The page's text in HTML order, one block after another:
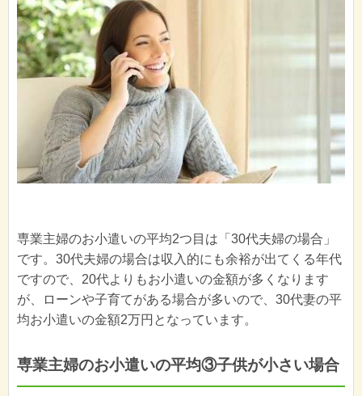
専業主婦のお小遣いの平均2つ目は「30代夫婦の場合」
です。30代夫婦の場合は収入的にも余裕が出てくる年代
ですので、20代よりもお小遣いの金額が多くなります
が、ローンや子育てがある場合が多いので、30代妻の平
均お小遣いの金額2万円となっています。
専業主婦のお小遣いの平均③子供が小さい場合